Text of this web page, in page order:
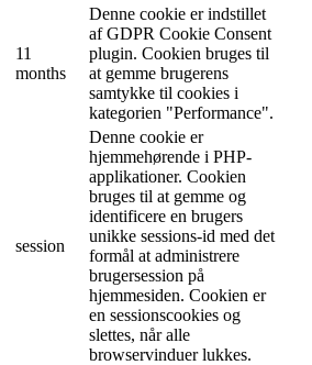
11
months
Denne cookie er indstillet
af GDPR Cookie Consent
plugin. Cookien bruges til
at gemme brugerens
samtykke til cookies i
kategorien "Performance".
session
Denne cookie er
hjemmehørende i PHP-
applikationer. Cookien
bruges til at gemme og
identificere en brugers
unikke sessions-id med det
formål at administrere
brugersession på
hjemmesiden. Cookien er
en sessionscookies og
slettes, når alle
browservinduer lukkes.